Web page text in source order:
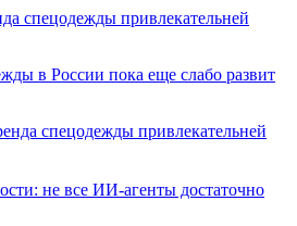
спецодежды привлекательней
в России пока еще слабо развит
не все ИИ-агенты достаточно